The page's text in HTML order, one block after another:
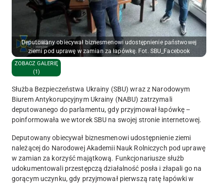
Deputowany obiecywał biznesmenowi udostępnienie państwowej
ziemi pod uprawę w zamian za łapówkę. Fot. SBU_Facebook
ZOBACZ GALERIĘ
(1)
Służba Bezpieczeństwa Ukrainy (SBU) wraz z Narodowym
Biurem Antykorupcyjnym Ukrainy (NABU) zatrzymali
deputowanego do parlamentu, gdy przyjmował łapówkę –
poinformowała we wtorek SBU na swojej stronie internetowej.
Deputowany obiecywał biznesmenowi udostępnienie ziemi
należącej do Narodowej Akademii Nauk Rolniczych pod uprawę
w zamian za korzyść majątkową. Funkcjonariusze służb
udokumentowali przestępczą działalność posła i złapali go na
gorącym uczynku, gdy przyjmował pierwszą ratę łapówki w